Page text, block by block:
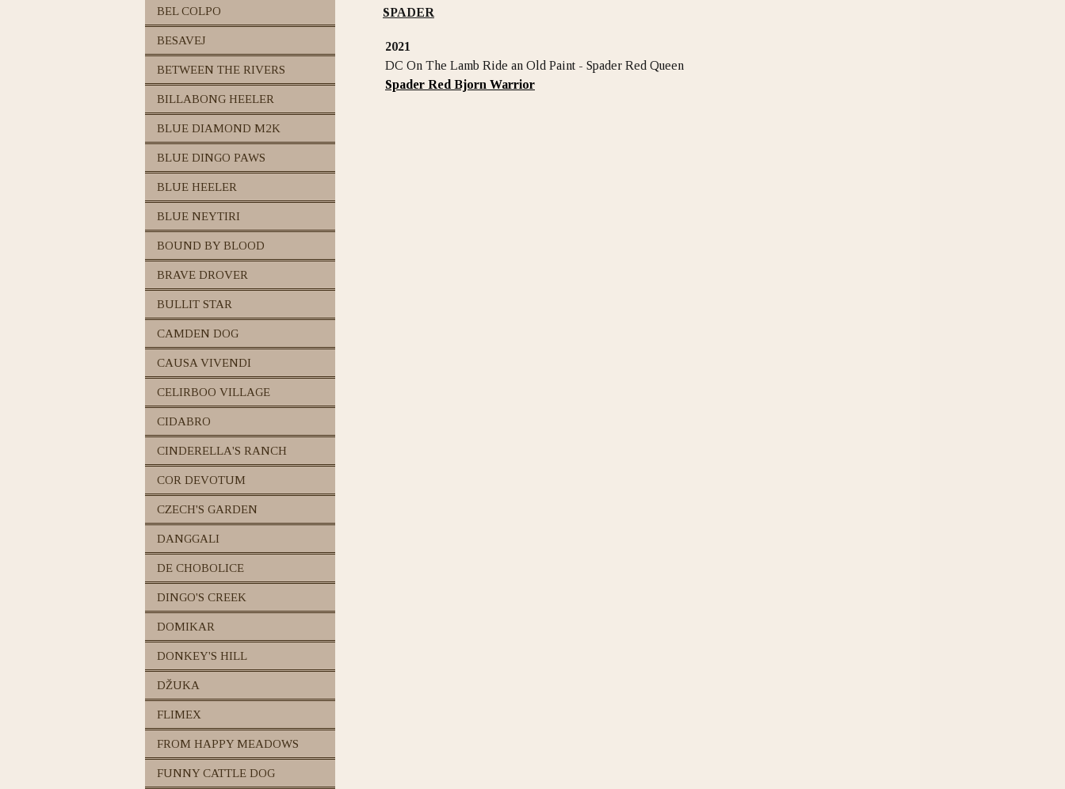
SPADER
2021
DC On The Lamb Ride an Old Paint - Spader Red Queen
Spader Red Bjorn Warrior
BEL COLPO
BESAVEJ
BETWEEN THE RIVERS
BILLABONG HEELER
BLUE DIAMOND M2K
BLUE DINGO PAWS
BLUE HEELER
BLUE NEYTIRI
BOUND BY BLOOD
BRAVE DROVER
BULLIT STAR
CAMDEN DOG
CAUSA VIVENDI
CELIRBOO VILLAGE
CIDABRO
CINDERELLA'S RANCH
COR DEVOTUM
CZECH'S GARDEN
DANGGALI
DE CHOBOLICE
DINGO'S CREEK
DOMIKAR
DONKEY'S HILL
DŽUKA
FLIMEX
FROM HAPPY MEADOWS
FUNNY CATTLE DOG